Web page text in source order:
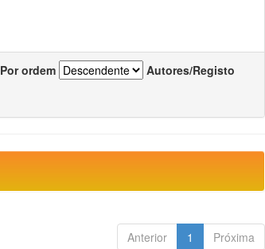
Por ordem Autores/Registo
Anterior 1 Próxima